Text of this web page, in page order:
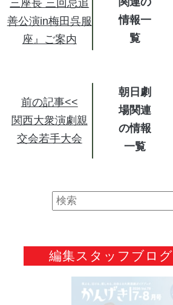
三座長 三回忌追
善公演in梅田呉服
座』ご案内
情報
前の記事<<
関西大衆演劇親
交会若手大会
朝日劇
場関連
の情報
編集スタッフブログ